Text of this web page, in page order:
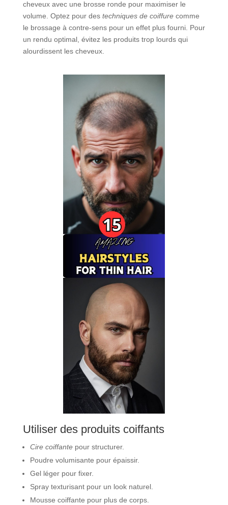
cheveux avec une brosse ronde pour maximiser le
volume. Optez pour des techniques de coiffurecomme
le brossage à contre-sens pour un effet plus fourni. Pour
un rendu optimal, évitez les produits trop lourds qui
alourdissent les cheveux.
Utiliser des produits coiffants
Cire coiffantepour structurer.
Poudre volumisante pour épaissir.
Gel léger pour fixer.
Spray texturisant pour un look naturel.
Mousse coiffante pour plus de corps.